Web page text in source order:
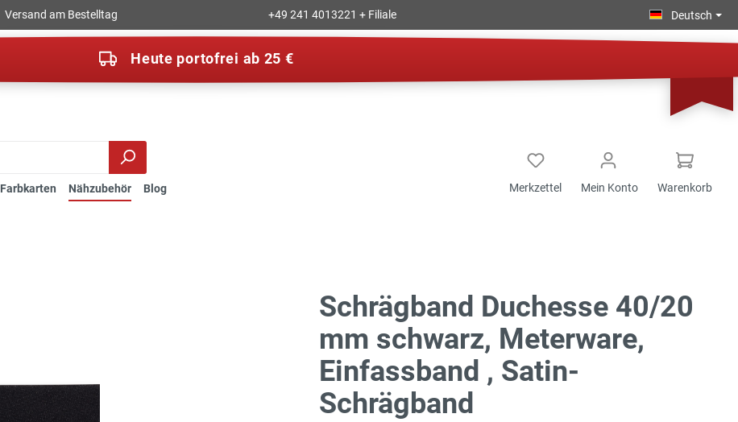
Versand am Bestelltag +49 241 4013221 + Filiale Deutsch
Heute portofrei ab 25 €
Farbkarten Nähzubehör Blog Merkzettel Mein Konto Warenkorb
Schrägband Duchesse 40/20
mm schwarz, Meterware,
Einfassband , Satin-
Schrägband